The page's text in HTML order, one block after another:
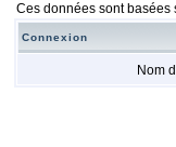
Ces données sont basées
Connexion
Nom